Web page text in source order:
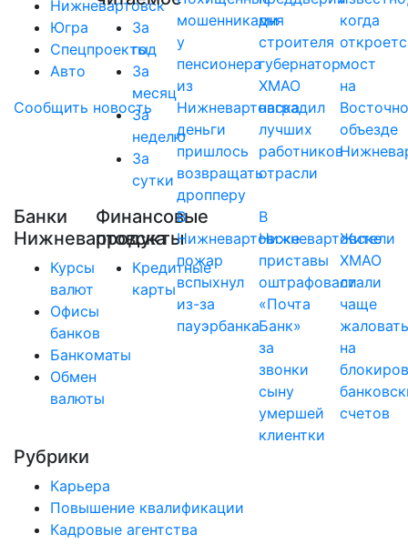
Нижневартовск
Югра
Спецпроекты
Авто
Сообщить новость
За
год
За
месяц
За
неделю
За
сутки
мошенниками
у
пенсионера
из
Нижневартовска
деньги
пришлось
возвращать
дропперу
дня
строителя
губернатор
ХМАО
наградил
лучших
работников
отрасли
когда
мост
на
объезде
Банки
Нижневартовска
Курсы
валют
Офисы
банков
Банкоматы
Обмен
валюты
Финансовые
продукты
Кредитные
карты
В
Нижневартовске
пожар
вспыхнул
из-за
пауэрбанка
В
Нижневартовске
приставы
оштрафовали
«Почта
Банк»
за
звонки
сыну
умершей
клиентки
Жители
ХМАО
стали
чаще
на
счетов
Рубрики
Карьера
Повышение квалификации
Кадровые агентства